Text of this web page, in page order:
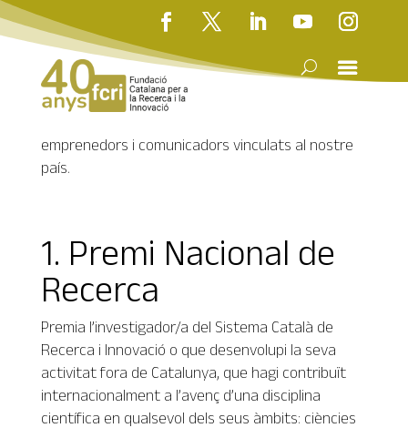
El Govern de la Generalitat de Catalunya,
mitjançant l’FCRI, convoca els Premis Nacionals de
Recerca, els quals tenen com a finalitat fomentar
el reconeixement social de la ciència i l’activitat
emprenedors i comunicadors vinculats al nostre
país.
1. Premi Nacional de
Recerca
Premia l’investigador/a del Sistema Català de
Recerca i Innovació o que desenvolupi la seva
activitat fora de Catalunya, que hagi contribuït
internacionalment a l’avenç d’una disciplina
científica en qualsevol dels seus àmbits: ciències